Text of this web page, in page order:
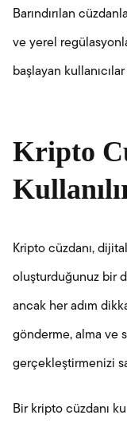
Barındırılan
ve yerel
başlayan
Kripto
Kripto cüzdanı,
oluşturduğunuz bir
ancak her adım
gönderme, alma ve
gerçekleştirmenizi
Bir kripto cüzdanı